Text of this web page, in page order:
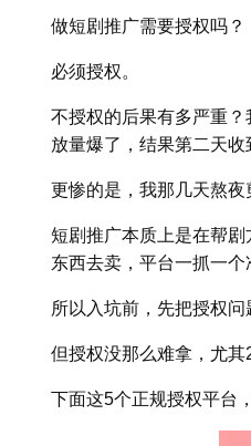
做短剧推广需要授权吗？
必须授权。
不授权的后果有多严重
放量爆了，结果第二天
更惨的是，我那几天熬
短剧推广本质上是在帮
东西去卖，平台一抓一个
所以入坑前，先把授权问
但授权没那么难拿，尤
下面这5个正规授权平台